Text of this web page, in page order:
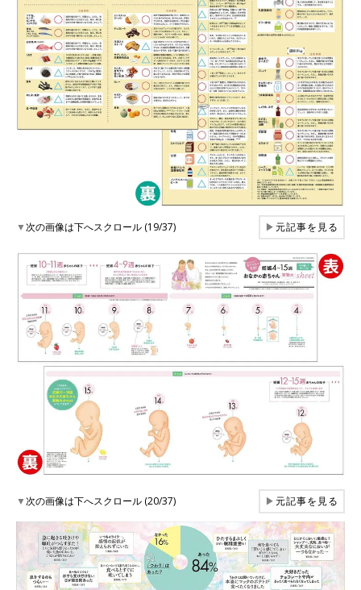
▼次の画像は下へスクロール (19/37) ▶元記事を見る
▼次の画像は下へスクロール (20/37) ▶元記事を見る